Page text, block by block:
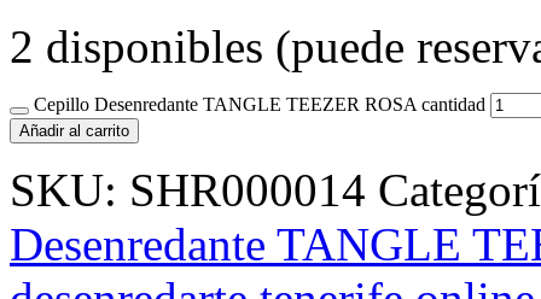
2 disponibles (puede
Cepillo Desenredante TANGLE TEEZER ROSA cantidad
Añadir al carrito
SKU: SHR000014
Desenredante TANGLE